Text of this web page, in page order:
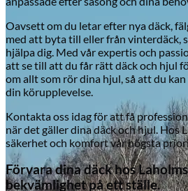
Byte av vindruta
Oavsett om du letar efter nya däck,
med att byta till eller från vinterdäck,
hjälpa dig. Med vår expertis och
att se till att du får rätt däck och hjul
om allt som rör dina hjul, så att du
din körupplevelse.
Kontakta oss idag för att få
när det gäller dina däck och hjul. Hos
säkerhet och komfort vår högsta
Förvara dina däck hos
bekvämlighet på ett ställe.